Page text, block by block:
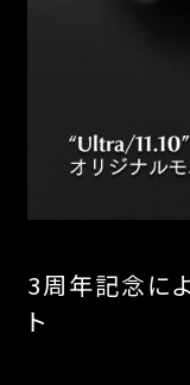
3周年記念に
ト